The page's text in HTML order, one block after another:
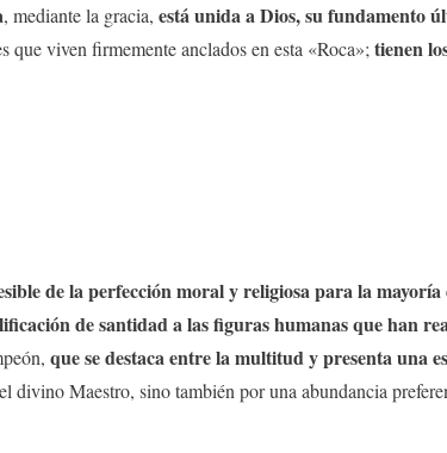
, mediante la gracia, está unida a Dios, su fundamento
que viven firmemente anclados en esta «Roca»; tienen
de la perfección moral y religiosa para la mayoría
de santidad a las figuras humanas que han
que se destaca entre la multitud y presenta una
divino Maestro, sino también por una abundancia